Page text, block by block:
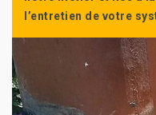
l’entretien de votre